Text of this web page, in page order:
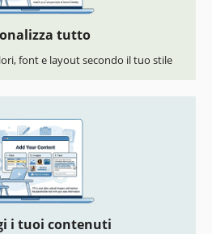
tutto
font e layout secondo il tuo stile
i tuoi contenuti